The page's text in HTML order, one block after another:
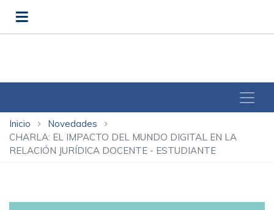
Inicio chevron_right Novedades chevron_right
CHARLA: EL IMPACTO DEL MUNDO DIGITAL EN LA
RELACIÓN JURÍDICA DOCENTE - ESTUDIANTE